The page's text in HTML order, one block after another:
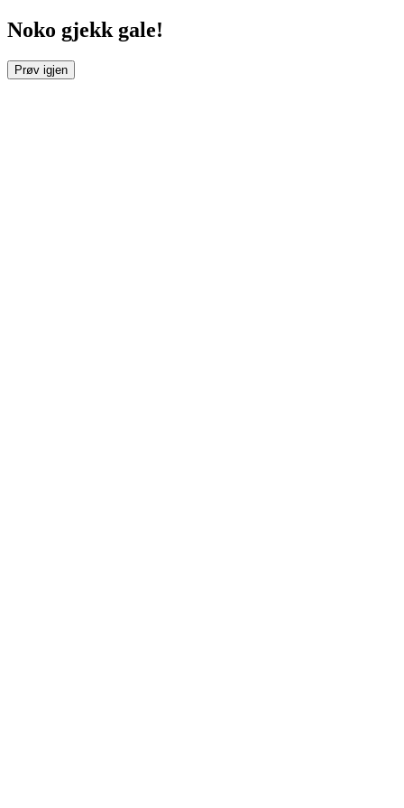
Noko gjekk gale!
Prøv igjen